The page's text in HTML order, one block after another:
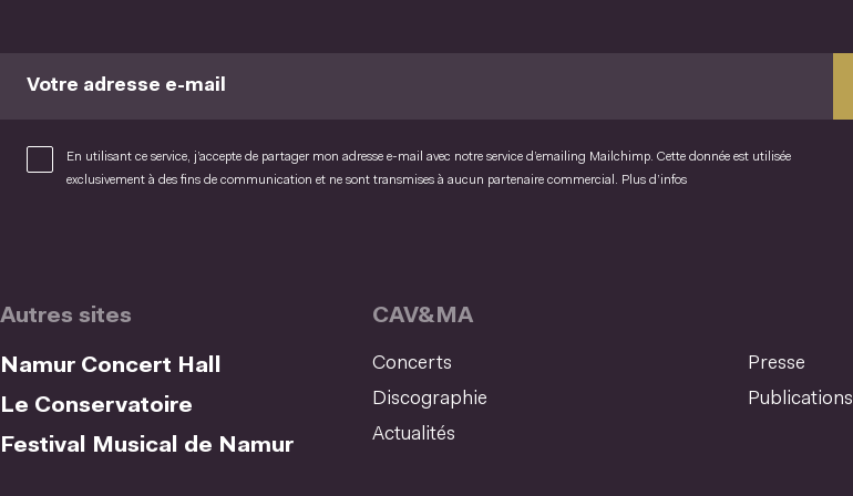
Votre adresse e-mail
En utilisant ce service, j’accepte de partager mon adresse e-mail avec notre service d’emailing Mailchimp. Cette donnée est utilisée
exclusivement à des fins de communication et ne sont transmises à aucun partenaire commercial. Plus d’infos
Autres sites
Namur Concert Hall
Le Conservatoire
Festival Musical de Namur
CAV&MA
Concerts
Presse
Discographie
Publications
Actualités